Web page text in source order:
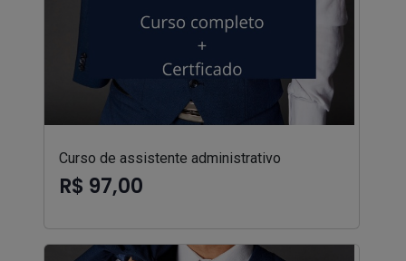
Curso de assistente administrativo
R$ 97,00